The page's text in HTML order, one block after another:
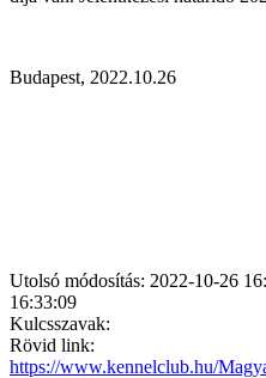
Budapest, 2022.10.26
Utolsó módosítás: 2022-10-26
16:33:09
Kulcsszavak:
Rövid link:
https://www.kennelclub.hu/